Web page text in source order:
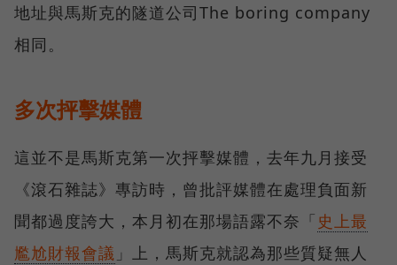
地址與馬斯克的隧道公司The boring company
相同。
多次抨擊媒體
這並不是馬斯克第一次抨擊媒體，去年九月接受
《滾石雜誌》專訪時，曾批評媒體在處理負面新
聞都過度誇大，本月初在那場語露不奈「 史上最
尷尬財報會議 」上，馬斯克就認為那些質疑無人